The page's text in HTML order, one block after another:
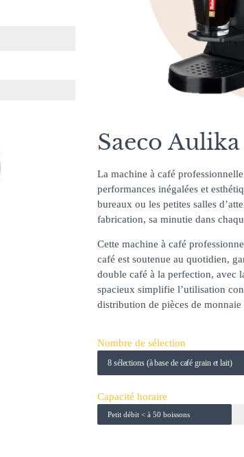
Saeco
La machine à café
performances inégalées et
bureaux ou les petites salles
fabrication, sa minutie dans
Cette machine à café
café est soutenue au quotidien,
double café à la perfection, avec
spacieux simplifie l’utilisation
distribution de pièces de
Nombre de sélection
8 sélections (à base de café grain et lait)
Capacité horaire
Petit débit < à 50 boissons